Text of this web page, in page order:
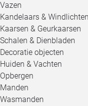
Vazen
Kandelaars & Windlichten
Kaarsen & Geurkaarsen
Schalen & Dienbladen
Decoratie objecten
Huiden & Vachten
Opbergen
Manden
Wasmanden